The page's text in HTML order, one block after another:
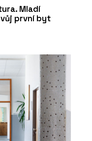
Mladí
první byt